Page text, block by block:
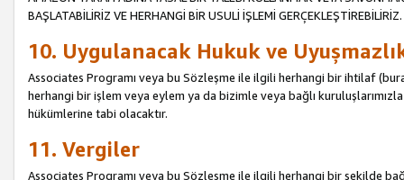
BAŞLATABİLİRİZ VE HERHANGİ BİR USULİ İŞLEMİ GERÇEKLEŞTİREBİLİRİZ.
10. Uygulanacak Hukuk ve
Associates Programı veya bu Sözleşme ile ilgili herhangi bir ihtilaf
herhangi bir işlem veya eylem ya da bizimle veya bağlı
hükümlerine tabi olacaktır.
11. Vergiler
Associates Programı veya bu Sözleşme ile ilgili herhangi bir şekilde